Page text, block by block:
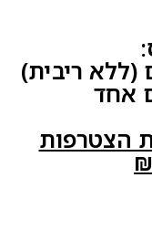
הצטרפות